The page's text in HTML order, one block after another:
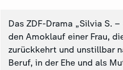
Das ZDF-Drama „Silvia S.
den Amoklauf einer Frau,
zurückkehrt und unstillbar
Beruf, in der Ehe und als